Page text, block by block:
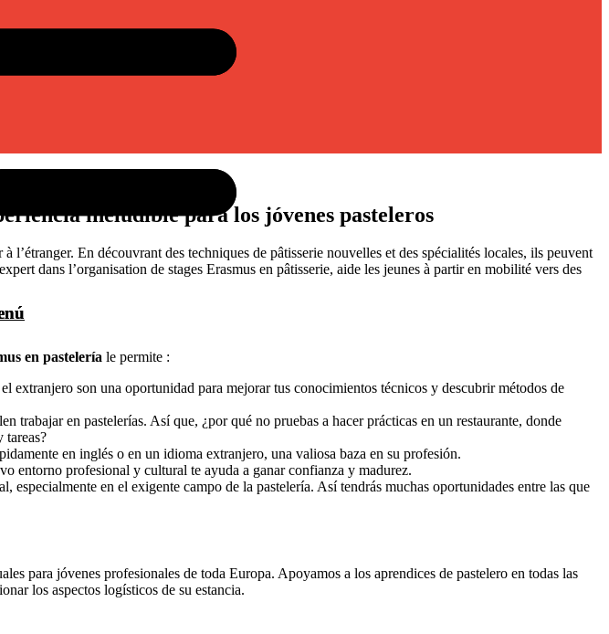
ineludible para los jóvenes pasteleros
En découvrant des techniques de pâtisserie nouvelles et des spécialités locales, ils peuvent
dans l’organisation de stages Erasmus en pâtisserie, aide les jeunes à partir en mobilité vers des
en pastelería le permite :
extranjero son una oportunidad para mejorar tus conocimientos técnicos y descubrir métodos de
trabajar en pastelerías. Así que, ¿por qué no pruebas a hacer prácticas en un restaurante, donde
tareas?
en inglés o en un idioma extranjero, una valiosa baza en su profesión.
entorno profesional y cultural te ayuda a ganar confianza y madurez.
especialmente en el exigente campo de la pastelería. Así tendrás muchas oportunidades entre las que
para jóvenes profesionales de toda Europa. Apoyamos a los aprendices de pastelero en todas las
los aspectos logísticos de su estancia.